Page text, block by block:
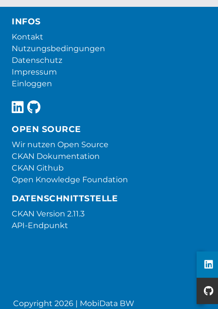
INFOS
Kontakt
Nutzungsbedingungen
Datenschutz
Impressum
Einloggen
OPEN SOURCE
Wir nutzen Open Source
CKAN Dokumentation
CKAN Github
Open Knowledge Foundation
DATENSCHNITTSTELLE
CKAN Version 2.11.3
API-Endpunkt
Copyright 2026 | MobiData BW